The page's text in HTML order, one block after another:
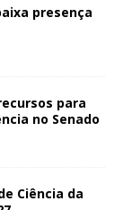
presença
para
no Senado
Ciência da